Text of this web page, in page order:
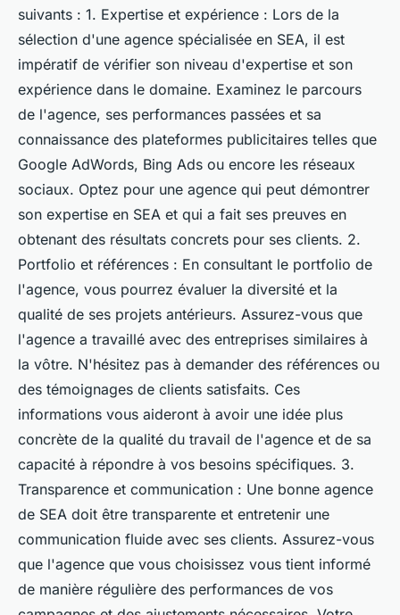
suivants : 1. Expertise et expérience : Lors de la
sélection d'une agence spécialisée en SEA, il est
impératif de vérifier son niveau d'expertise et son
expérience dans le domaine. Examinez le parcours
de l'agence, ses performances passées et sa
connaissance des plateformes publicitaires telles que
Google AdWords, Bing Ads ou encore les réseaux
sociaux. Optez pour une agence qui peut démontrer
son expertise en SEA et qui a fait ses preuves en
obtenant des résultats concrets pour ses clients. 2.
Portfolio et références : En consultant le portfolio de
l'agence, vous pourrez évaluer la diversité et la
qualité de ses projets antérieurs. Assurez-vous que
l'agence a travaillé avec des entreprises similaires à
la vôtre. N'hésitez pas à demander des références ou
des témoignages de clients satisfaits. Ces
informations vous aideront à avoir une idée plus
concrète de la qualité du travail de l'agence et de sa
capacité à répondre à vos besoins spécifiques. 3.
Transparence et communication : Une bonne agence
de SEA doit être transparente et entretenir une
communication fluide avec ses clients. Assurez-vous
que l'agence que vous choisissez vous tient informé
de manière régulière des performances de vos